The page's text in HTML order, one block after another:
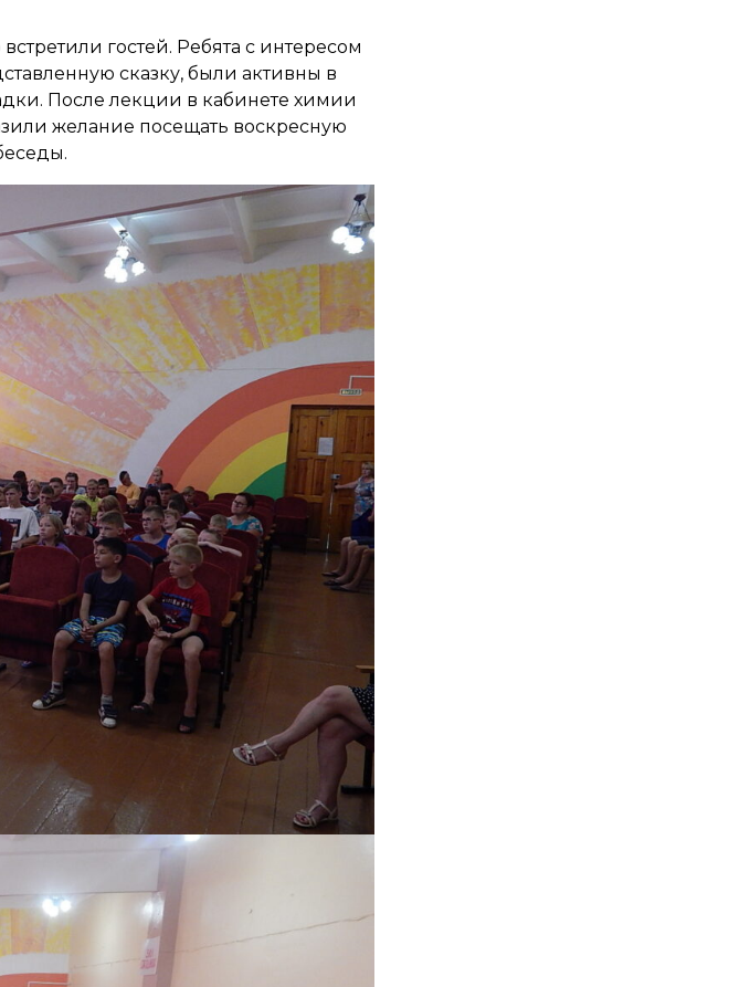
гостей. Ребята с интересом
сказку, были активны в
После лекции в кабинете химии
желание посещать воскресную